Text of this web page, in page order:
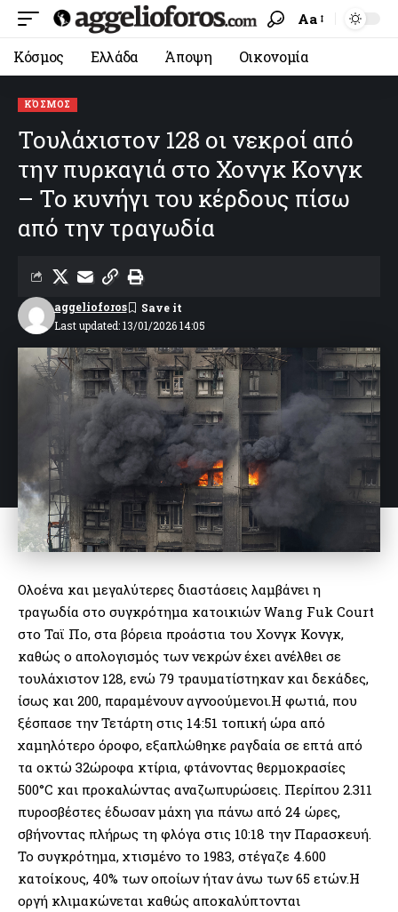
Aa
Κόσμος Ελλάδα Άποψη Οικονομία
ΚΌΣΜΟΣ
Τουλάχιστον 128 οι νεκροί από
την πυρκαγιά στο Χονγκ Κονγκ
– Το κυνήγι του κέρδους πίσω
από την τραγωδία
Last updated: 13/01/2026 14:05
aggelioforos
Ολοένα και μεγαλύτερες διαστάσεις λαμβάνει η
τραγωδία στο συγκρότημα κατοικιών Wang Fuk Court
στο Ταϊ Πο, στα βόρεια προάστια του Χονγκ Κονγκ,
καθώς ο απολογισμός των νεκρών έχει ανέλθει σε
τουλάχιστον 128, ενώ 79 τραυματίστηκαν και δεκάδες,
ίσως και 200, παραμένουν αγνοούμενοι.Η φωτιά, που
ξέσπασε την Τετάρτη στις 14:51 τοπική ώρα από
χαμηλότερο όροφο, εξαπλώθηκε ραγδαία σε επτά από
τα οκτώ 32ώροφα κτίρια, φτάνοντας θερμοκρασίες
500°C και προκαλώντας αναζωπυρώσεις. Περίπου 2.311
πυροσβέστες έδωσαν μάχη για πάνω από 24 ώρες,
σβήνοντας πλήρως τη φλόγα στις 10:18 την Παρασκευή.
Το συγκρότημα, χτισμένο το 1983, στέγαζε 4.600
κατοίκους, 40% των οποίων ήταν άνω των 65 ετών.Η
οργή κλιμακώνεται καθώς αποκαλύπτονται